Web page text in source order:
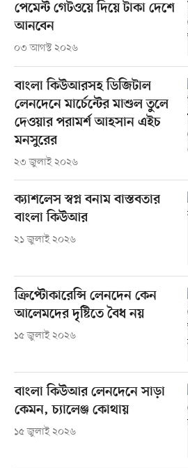
পেমেন্ট গেটওয়ে দিয়ে টাকা দেশে
আনবেন
০৩ আগস্ট ২০২৬
বাংলা কিউআরসহ ডিজিটাল
লেনদেনে মার্চেন্টের মাশুল তুলে
দেওয়ার পরামর্শ আহসান এইচ
মনসুরের
২৩ জুলাই ২০২৬
ক্যাশলেস স্বপ্ন বনাম বাস্তবতার
বাংলা কিউআর
২১ জুলাই ২০২৬
ক্রিপ্টোকারেন্সি লেনদেন কেন
আলেমদের দৃষ্টিতে বৈধ নয়
১৫ জুলাই ২০২৬
বাংলা কিউআর লেনদেনে সাড়া
কেমন, চ্যালেঞ্জ কোথায়
১৫ জুলাই ২০২৬